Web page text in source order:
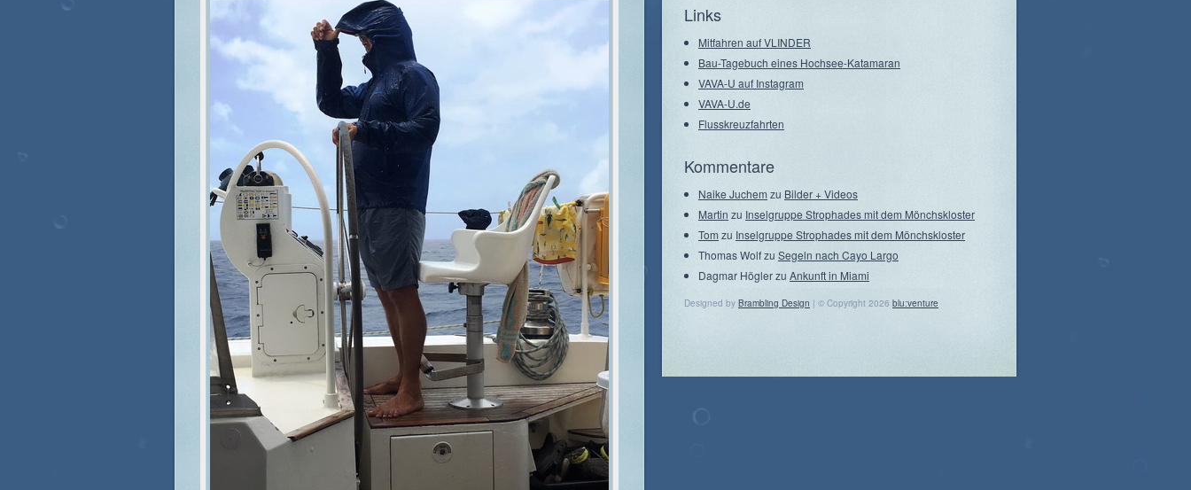
Links
Mitfahren auf VLINDER
Bau-Tagebuch eines Hochsee-Katamaran
VAVA-U auf Instagram
VAVA-U.de
Flusskreuzfahrten
Kommentare
Naike Juchemzu Bilder + Videos
Martin zu Inselgruppe Strophades mit dem Mönchskloster
Tom zu Inselgruppe Strophades mit dem Mönchskloster
Thomas Wolfzu Segeln nach Cayo Largo
Dagmar Höglerzu Ankunft in Miami
Designed by Brambling Design | © Copyright 2026 blu:venture